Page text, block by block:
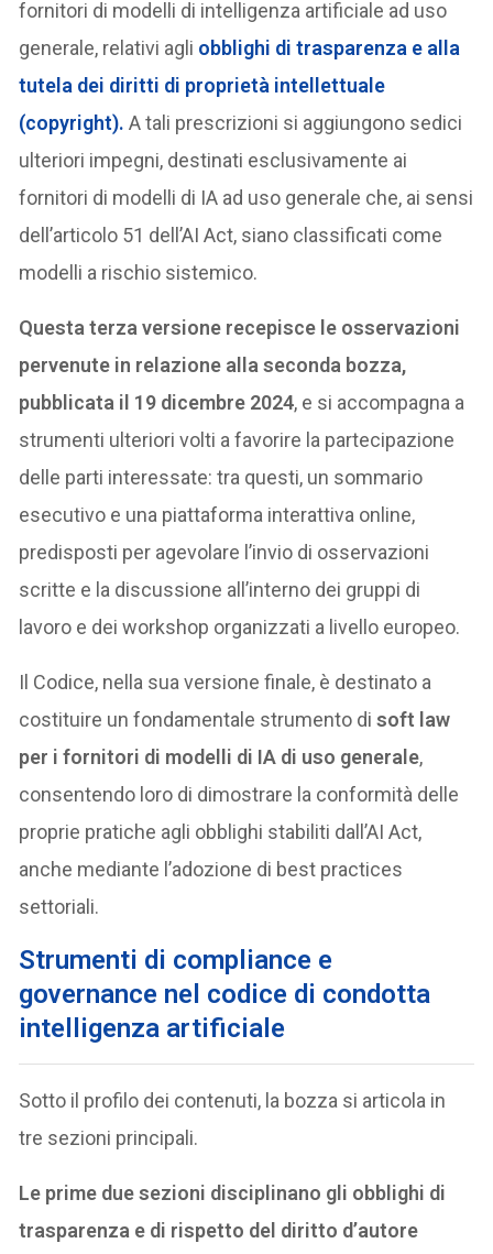
fornitori di modelli di intelligenza artificiale ad uso
generale, relativi agli obblighi di trasparenza e alla
tutela dei diritti di proprietà intellettuale
(copyright). A tali prescrizioni si aggiungono sedici
ulteriori impegni, destinati esclusivamente ai
fornitori di modelli di IA ad uso generale che, ai sensi
dell’articolo 51 dell’AI Act, siano classificati come
modelli a rischio sistemico.
Questa terza versione recepisce le osservazioni
pervenute in relazione alla seconda bozza,
pubblicata il 19 dicembre 2024, e si accompagna a
strumenti ulteriori volti a favorire la partecipazione
delle parti interessate: tra questi, un sommario
esecutivo e una piattaforma interattiva online,
predisposti per agevolare l’invio di osservazioni
scritte e la discussione all’interno dei gruppi di
lavoro e dei workshop organizzati a livello europeo.
Il Codice, nella sua versione finale, è destinato a
costituire un fondamentale strumento disoft law
per i fornitori di modelli di IA di uso generale,
consentendo loro di dimostrare la conformità delle
proprie pratiche agli obblighi stabiliti dall’AI Act,
anche mediante l’adozione di best practices
settoriali.
Strumenti di compliance e
governance nel codice di condotta
intelligenza artificiale
Sotto il profilo dei contenuti, la bozza si articola in
tre sezioni principali.
Le prime due sezioni disciplinano gli obblighi di
trasparenza e di rispetto del diritto d’autore